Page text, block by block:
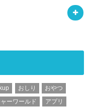
おしり
おやつ
ーワールド
アプリ